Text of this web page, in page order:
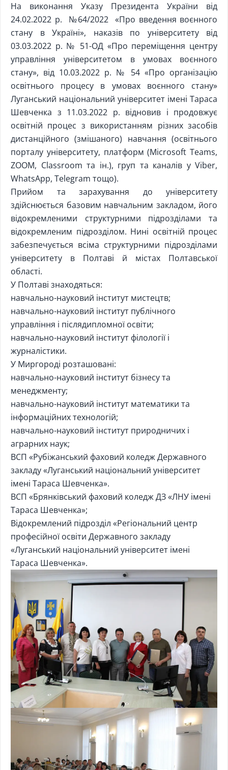
На виконання Указу Президента України від
24.02.2022 р. №64/2022 «Про введення воєнного
стану в Україні», наказів по університету від
03.03.2022 р. № 51-ОД «Про переміщення центру
управління університетом в умовах воєнного
стану», від 10.03.2022 р. № 54 «Про організацію
освітнього процесу в умовах воєнного стану»
Луганський національний університет імені Тараса
Шевченка з 11.03.2022 р. відновив і продовжує
освітній процес з використанням різних засобів
дистанційного (змішаного) навчання (освітнього
порталу університету, платформ (Microsoft Teams,
ZOOM, Classroom та ін.), груп та каналів у Viber,
WhatsApp, Telegram тощо).
Прийом та зарахування до університету
здійснюється базовим навчальним закладом, його
відокремленими структурними підрозділами та
відокремленим підрозділом. Нині освітній процес
забезпечується всіма структурними підрозділами
університету в Полтаві й містах Полтавської
області.
У Полтаві знаходяться:
навчально-науковий інститут мистецтв;
навчально-науковий інститут публічного
управління і післядипломної освіти;
навчально-науковий інститут філології і
журналістики.
У Миргороді розташовані:
навчально-науковий інститут бізнесу та
менеджменту;
навчально-науковий інститут математики та
інформаційних технологій;
навчально-науковий інститут природничих і
аграрних наук;
ВСП «Рубіжанський фаховий коледж Державного
закладу «Луганський національний університет
імені Тараса Шевченка».
ВСП «Брянківський фаховий коледж ДЗ «ЛНУ імені
Тараса Шевченка»;
Відокремлений підрозділ «Регіональний центр
професійної освіти Державного закладу
«Луганський національний університет імені
Тараса Шевченка».